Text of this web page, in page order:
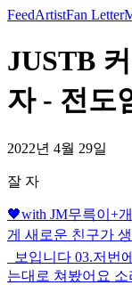
FeedArtistFan Letter
JUSTB
자 - 전도
2022년 4월 29일
잘 자
🖤with JM무륵이+
게 새로운 친구가
_보입니다 03.저번
는대로 쳐봤어요